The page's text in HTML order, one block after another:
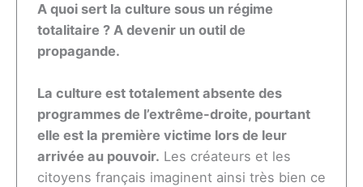
A quoi sert la culture sous un régime
totalitaire ? A devenir un outil de
propagande.
La culture est totalement absente des
programmes de l’extrême-droite, pourtant
elle est la première victime lors de leur
arrivée au pouvoir. Les créateurs et les
citoyens français imaginent ainsi très bien ce